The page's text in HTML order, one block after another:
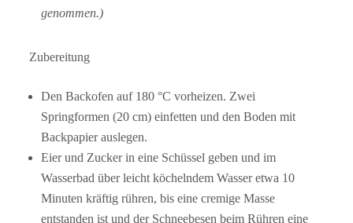
genommen.)
Zubereitung
Den Backofen auf 180 °C vorheizen. Zwei
Springformen (20 cm) einfetten und den Boden mit
Backpapier auslegen.
Eier und Zucker in eine Schüssel geben und im
Wasserbad über leicht köchelndem Wasser etwa 10
Minuten kräftig rühren, bis eine cremige Masse
entstanden ist und der Schneebesen beim Rühren eine